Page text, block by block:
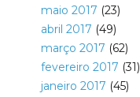
maio 2017 (23)
abril 2017 (49)
março 2017 (62)
fevereiro 2017 (31)
janeiro 2017 (45)